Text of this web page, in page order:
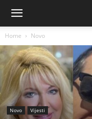
Home Novo
Novo Vijesti